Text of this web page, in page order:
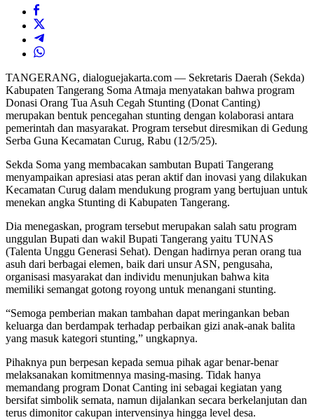
TANGERANG, dialoguejakarta.com — Sekretaris Daerah (Sekda)
Kabupaten Tangerang Soma Atmaja menyatakan bahwa program
Donasi Orang Tua Asuh Cegah Stunting (Donat Canting)
merupakan bentuk pencegahan stunting dengan kolaborasi antara
pemerintah dan masyarakat. Program tersebut diresmikan di Gedung
Serba Guna Kecamatan Curug, Rabu (12/5/25).
Sekda Soma yang membacakan sambutan Bupati Tangerang
menyampaikan apresiasi atas peran aktif dan inovasi yang dilakukan
Kecamatan Curug dalam mendukung program yang bertujuan untuk
menekan angka Stunting di Kabupaten Tangerang.
Dia menegaskan, program tersebut merupakan salah satu program
unggulan Bupati dan wakil Bupati Tangerang yaitu TUNAS
(Talenta Unggu Generasi Sehat). Dengan hadirnya peran orang tua
asuh dari berbagai elemen, baik dari unsur ASN, pengusaha,
organisasi masyarakat dan individu menunjukan bahwa kita
memiliki semangat gotong royong untuk menangani stunting.
“Semoga pemberian makan tambahan dapat meringankan beban
keluarga dan berdampak terhadap perbaikan gizi anak-anak balita
yang masuk kategori stunting,” ungkapnya.
Pihaknya pun berpesan kepada semua pihak agar benar-benar
melaksanakan komitmennya masing-masing. Tidak hanya
memandang program Donat Canting ini sebagai kegiatan yang
bersifat simbolik semata, namun dijalankan secara berkelanjutan dan
terus dimonitor cakupan intervensinya hingga level desa.